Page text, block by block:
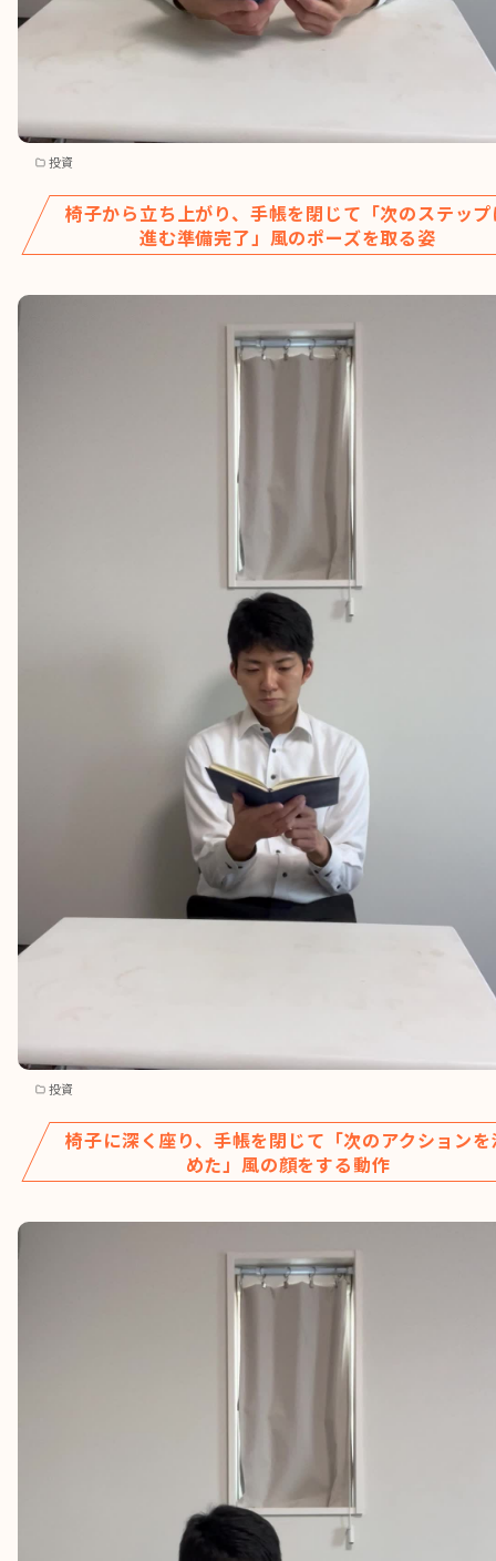
投資
椅子から立ち上がり、手帳を閉じて「次のステッ
進む準備完了」風のポーズを取る姿
投資
椅子に深く座り、手帳を閉じて「次のアクション
めた」風の顔をする動作